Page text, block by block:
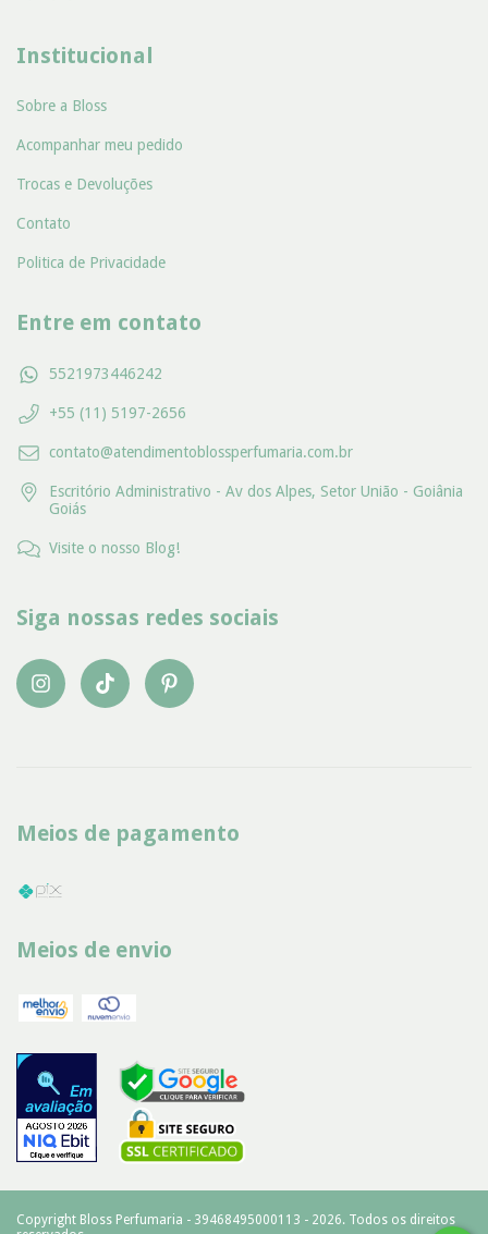
Institucional
Sobre a Bloss
Acompanhar meu pedido
Trocas e Devoluções
Contato
Politica de Privacidade
Entre em contato
5521973446242
+55 (11) 5197-2656
contato@atendimentoblossperfumaria.com.br
Escritório Administrativo - Av dos Alpes, Setor União - Goiânia
Goiás
Visite o nosso Blog!
Siga nossas redes sociais
Meios de pagamento
Meios de envio
Copyright Bloss Perfumaria - 39468495000113 - 2026. Todos os direitos